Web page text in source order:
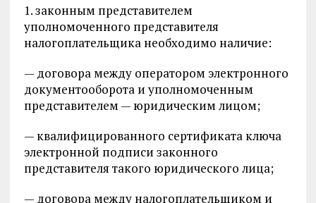
1. законным представителем
уполномоченного представителя
налогоплательщика необходимо наличие:
— договора между оператором электронного
документооборота и уполномоченным
представителем — юридическим лицом;
— квалифицированного сертификата ключа
электронной подписи законного
представителя такого юридического лица;
— договора между налогоплательщиком и